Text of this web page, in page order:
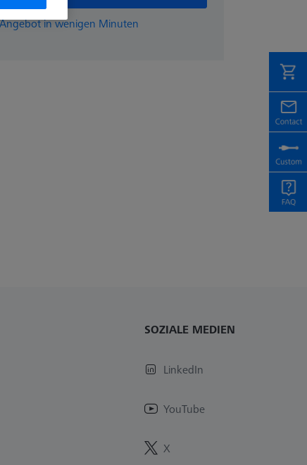
Angebot in wenigen Minuten
SOZIALE MEDIEN
LinkedIn
YouTube
X